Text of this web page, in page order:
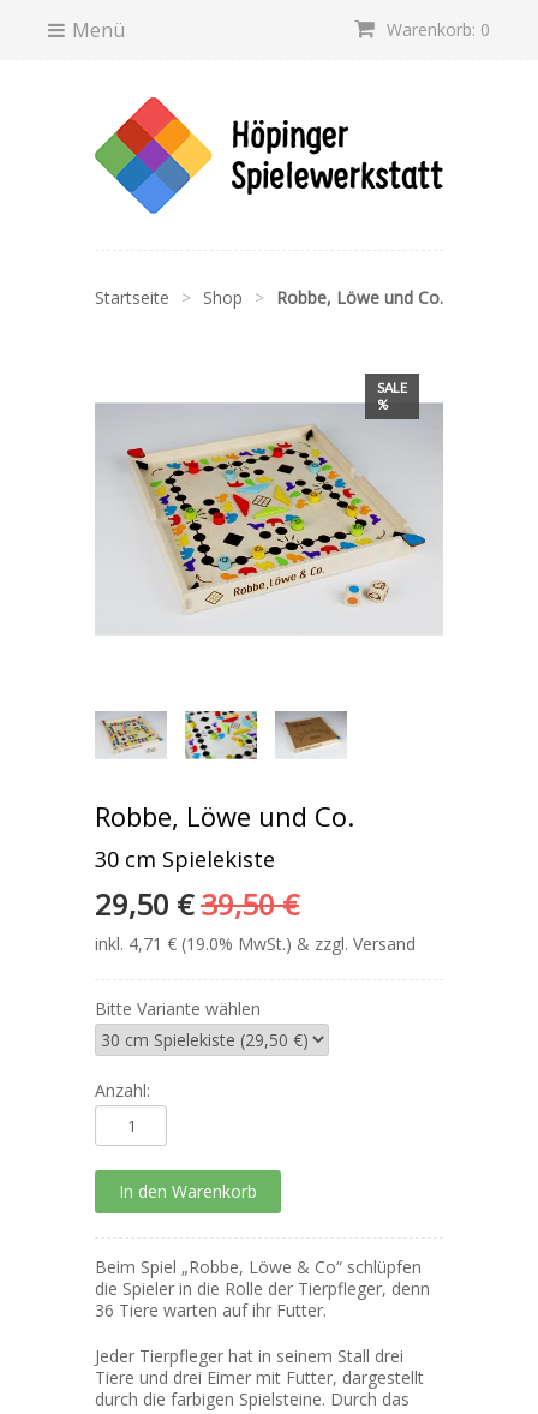
Warenkorb: 0
Menü
Startseite > Shop > Robbe, Löwe und Co.
SALE
%
Robbe, Löwe und Co.
30 cm Spielekiste
29,50 €39,50 €
inkl. 4,71 € (19.0% MwSt.) & zzgl. Versand
Bitte Variante wählen
Anzahl:
Beim Spiel „Robbe, Löwe & Co“ schlüpfen
die Spieler in die Rolle der Tierpfleger, denn
36 Tiere warten auf ihr Futter.
Jeder Tierpfleger hat in seinem Stall drei
Tiere und drei Eimer mit Futter, dargestellt
durch die farbigen Spielsteine. Durch das